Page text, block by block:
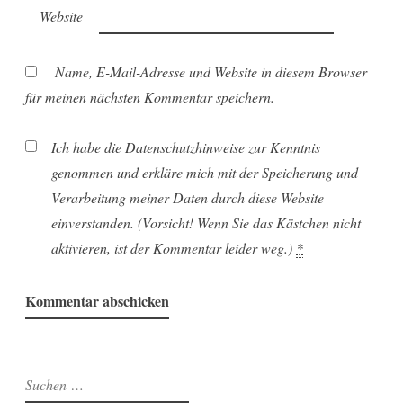
Website
Name, E-Mail-Adresse und Website in diesem Browser
für meinen nächsten Kommentar speichern.
Ich habe die Datenschutzhinweise zur Kenntnis
genommen und erkläre mich mit der Speicherung und
Verarbeitung meiner Daten durch diese Website
einverstanden. (Vorsicht! Wenn Sie das Kästchen nicht
aktivieren, ist der Kommentar leider weg.) *
Suchen
nach: